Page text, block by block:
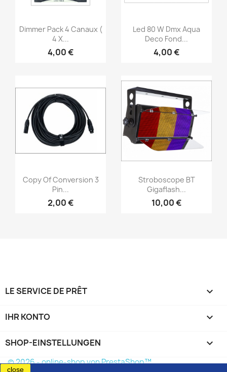
Vorschau
Dimmer Pack 4 Canaux (
4 X...
4,00 €
Vorschau
Led 80 W Dmx Aqua
Deco Fond...
4,00 €
Vorschau
Copy Of Conversion 3
Pin...
2,00 €
Vorschau
Stroboscope BT
Gigaflash...
10,00 €
LE SERVICE DE PRÊT 
IHR KONTO 
SHOP-EINSTELLUNGEN keyboard_arrow_down
close
© 2026 - online-shop von PrestaShop™